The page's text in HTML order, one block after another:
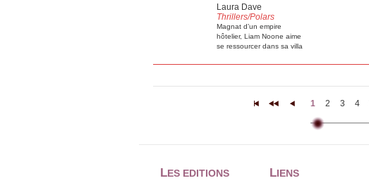
Laura Dave
Thrillers/Polars
Magnat d’un empire
hôtelier, Liam Noone aime
se ressourcer dans sa villa
1 2 3 4
LES EDITIONS LIENS